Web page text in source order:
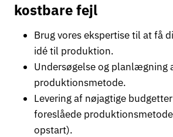
kostbare fejl
Brug vores ekspertise til at få
idé til produktion.
Undersøgelse og planlægning
produktionsmetode.
Levering af nøjagtige
foreslåede
opstart).